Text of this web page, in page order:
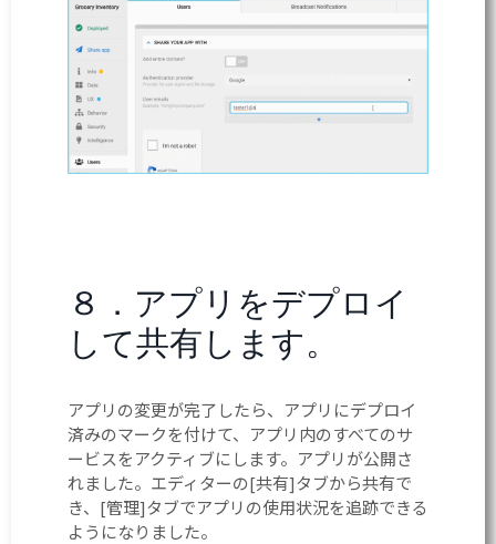
８．アプリをデプロイ
して共有します。
アプリの変更が完了したら、アプリにデプロイ
済みのマークを付けて、アプリ内のすべてのサ
ービスをアクティブにします。アプリが公開さ
れました。エディターの[共有]タブから共有で
き、[管理]タブでアプリの使用状況を追跡できる
ようになりました。